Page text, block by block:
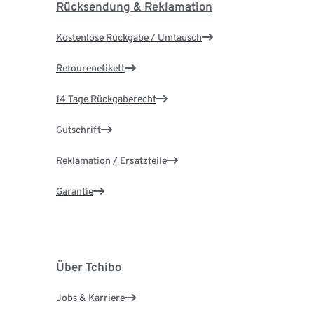
Rücksendung & Reklamation
Kostenlose Rückgabe / Umtausch
Retourenetikett
14 Tage Rückgaberecht
Gutschrift
Reklamation / Ersatzteile
Garantie
Über Tchibo
Jobs & Karriere